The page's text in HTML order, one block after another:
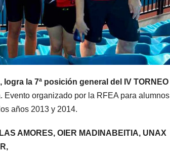
la 7ª posición general del IV TORNEO
Evento organizado por la RFEA para alumnos
años 2013 y 2014.
AMORES, OIER MADINABEITIA, UNAX